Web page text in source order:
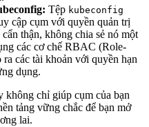
Tệp kubeconfig
cập cụm với quyền quản trị
thận, không chia sẻ nó một
các cơ chế RBAC (Role-
các tài khoản với quyền hạn
dụng.
không chỉ giúp cụm của bạn
tảng vững chắc để bạn mở
lai.